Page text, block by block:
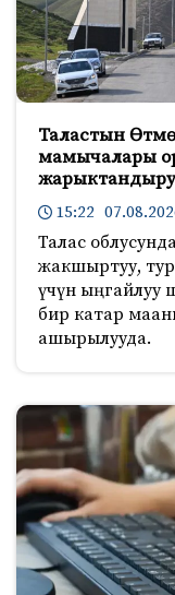
Таластын
мамычалары
15:22
Талас
жакшыртуу,
үчүн ыңгайлуу
бир катар
ашырылууда.